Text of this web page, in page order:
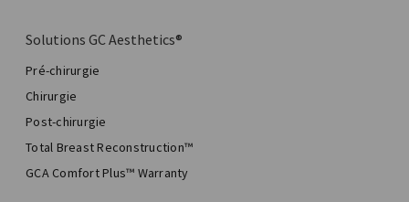
Solutions GC Aesthetics®
Pré-chirurgie
Chirurgie
Post-chirurgie
Total Breast Reconstruction™
GCA Comfort Plus™ Warranty